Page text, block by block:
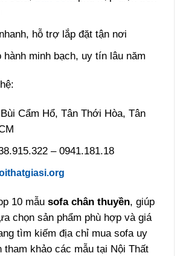
hỗ trợ lắp đặt tận nơi
hành minh bạch, uy tín lâu năm
Cẩm Hổ, Tân Thới Hòa, Tân
– 0941.181.18
10 mẫu sofa chân thuyền, giúp
chọn sản phẩm phù hợp và giá
tìm kiếm địa chỉ mua sofa uy
tham khảo các mẫu tại Nội Thất